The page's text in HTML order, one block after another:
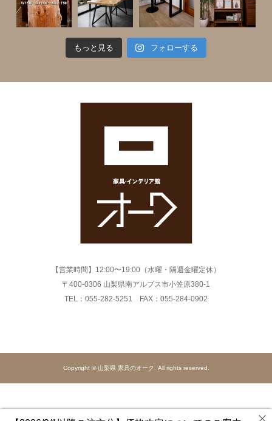
もっと見る フォローする
【営業時間】12:00〜19:00（水曜・隔週金曜定休）
〒400-0306 山梨県南アルプス市小笠原380-1
TEL：055-282-5251 FAX：055-284-0902
Copyright © 山梨県 家具のオーク. All rights reserved.